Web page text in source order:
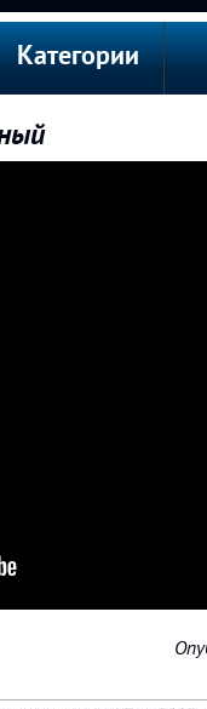
Категории